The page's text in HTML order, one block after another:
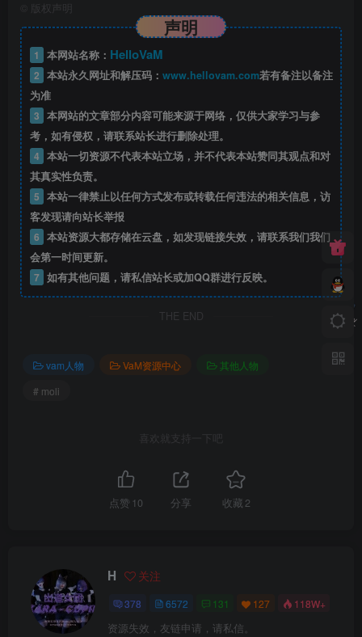
版权声明
声明
1 本网站名称： HelloVaM
2 本站永久网址和解压码： www.hellovam.com若有备注以备注
为准
3 本网站的文章部分内容可能来源于网络，仅供大家学习与参
考，如有侵权，请联系站长进行删除处理。
4 本站一切资源不代表本站立场，并不代表本站赞同其观点和对
其真实性负责。
5 本站一律禁止以任何方式发布或转载任何违法的相关信息，访
客发现请向站长举报
6 本站资源大都存储在云盘，如发现链接失效，请联系我们我们
会第一时间更新。
7 如有其他问题，请私信站长或加QQ群进行反映。
THE END
vam人物 VaM资源中心
其他人物
# moli
喜欢就支持一下吧
点赞 10 分享 收藏 2
H 关注
378 6572 131 127 118W+
资源失效，友链申请，请私信。